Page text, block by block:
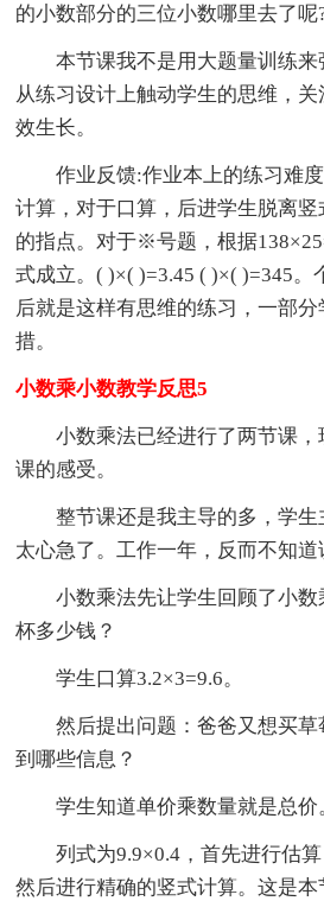
的小数部分的三位小数哪里去了呢
本节课我不是用大题量训练来
从练习设计上触动学生的思维，
效生长。
作业反馈:作业本上的练习难度
计算，对于口算，后进学生脱离
的指点。对于※号题，根据
式成立。( )×( )=3.45 ( )×( )=345。
后就是这样有思维的练习，一部
措。
小数乘小数教学反思5
小数乘法已经进行了两节课，
课的感受。
整节课还是我主导的多，学生
太心急了。工作一年，反而不知道
小数乘法先让学生回顾了小数
杯多少钱？
学生口算3.2×3=9.6。
然后提出问题：爸爸又想买草
到哪些信息？
学生知道单价乘数量就是总价
列式为9.9×0.4，首先进行估算
然后进行精确的竖式计算。这是本